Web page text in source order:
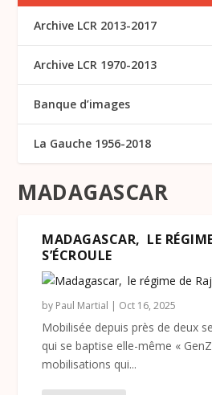
MADAGASCAR
MADAGASCAR, LE
S’ÉCROULE
by Paul Martial | Oct 16, 2025
Mobilisée depuis près de deux
qui se baptise elle-même «
mobilisations qui...
Archive LCR 2013-2017
Archive LCR 1970-2013
Banque d’images
La Gauche 1956-2018